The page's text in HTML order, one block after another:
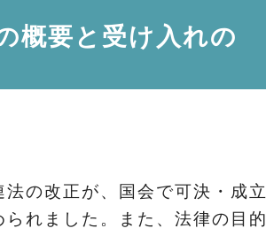
受け入れの
の改正が、国会で可決・成立
れました。また、法律の目的